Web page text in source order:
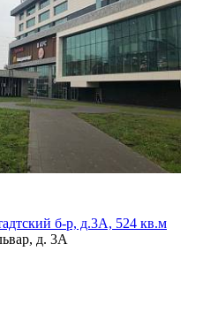
б-р, д.3А, 524 кв.м
д. 3А